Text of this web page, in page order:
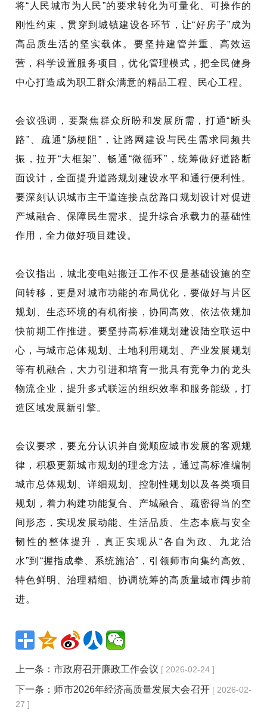
将“人民城市为人民”的要求转化为可量化、可操作的
刚性约束，贯穿到城镇建设各环节，让“好房子”成为
高品质生活的坚实载体。要坚持建管并重、高效运
营，科学设置服务项目，优化管理模式，把全民健身
中心打造成为职工群众满意的精品工程、民心工程。
会议强调，要聚焦群众所盼和发展所需，打通“断头
路”、疏通“肠梗阻”，让路网建设与民生需求同频共
振，拉开“大框架”、畅通“微循环”，统筹做好道路断
面设计，全面提升道路规划建设水平和通行便利性。
要深刻认识城市主干道连接点岔路口规划设计对促进
产城融合、保障民生需求、提升综合承载力的基础性
作用，全力做好项目建设。
会议指出，城北变电站搬迁工作不仅是基础设施的空
间转移，更是对城市功能的布局优化，要做好与片区
规划、生态环境的有机衔接，协同高效、依法依规加
快前期工作推进。要坚持高标准规划建设陆空联运中
心，与城市总体规划、土地利用规划、产业发展规划
等有机融合，大力引进和培育一批具有竞争力的龙头
物流企业，提升多式联运的组织效率和服务能级，打
造区域发展新引擎。
会议要求，要充分认识并自觉顺应城市发展的客观规
律，积极更新城市规划的理念方法，通过高标准编制
城市总体规划、详细规划、控制性规划以及各类项目
规划，着力构建功能复合、产城融合、疏密得当的空
间形态，实现发展动能、生活品质、生态本底与安全
韧性的整体提升，真正实现从“各自为政、九龙治
水”到“握指成拳、系统施治”，引领师市向集约高效、
特色鲜明、治理精细、协调统筹的高质量城市阔步前
进。
上一条：市政府召开廉政工作会议 [ 2026-02-24 ]
下一条： 师市2026年经济高质量发展大会召开 [ 2026-02-
27 ]